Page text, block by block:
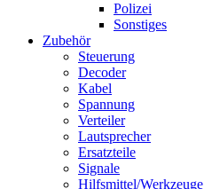
Polizei
Sonstiges
Zubehör
Steuerung
Decoder
Kabel
Spannung
Verteiler
Lautsprecher
Ersatzteile
Signale
Hilfsmittel/Werkzeuge